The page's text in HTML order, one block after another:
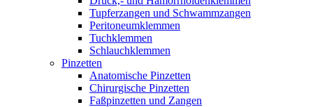
Tupferzangen und Schwammzangen
Peritoneumklemmen
Tuchklemmen
Schlauchklemmen
Pinzetten
Anatomische Pinzetten
Chirurgische Pinzetten
Faßpinzetten und Zangen